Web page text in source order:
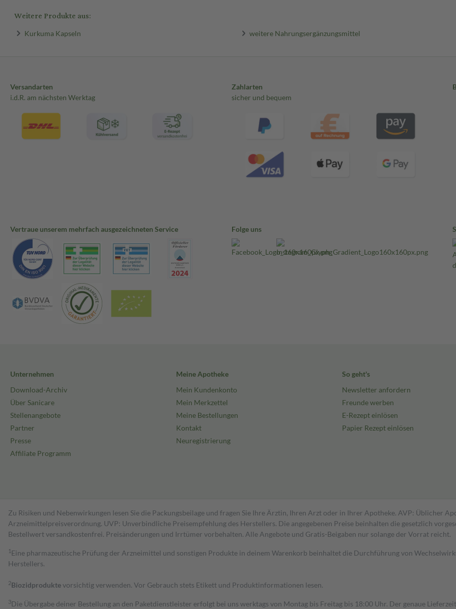
Weitere Produkte aus:
Kurkuma Kapseln weitere Nahrungsergänzungsmittel
Versandarten
i.d.R. am nächsten Werktag
Zahlarten
sicher und bequem
Vertraue unserem mehrfach ausgezeichneten Service Folge uns
Unternehmen
Download-Archiv
Über Sanicare
Stellenangebote
Partner
Presse
Affiliate Programm
Meine Apotheke
Mein Kundenkonto
Mein Merkzettel
Meine Bestellungen
Kontakt
Neuregistrierung
So geht's
Newsletter anfordern
Freunde werben
E-Rezept einlösen
Papier Rezept einlösen
Zu Risiken und Nebenwirkungen lesen Sie die Packungsbeilage und fragen Sie Ihre Ärztin, Ihren Arzt oder in Ihrer Apotheke. AVP: Üblicher
Arzneimittelpreisverordnung. UVP: Unverbindliche Preisempfehlung des Herstellers. Die angegebenen Preise beinhalten die gesetzlich
Bestell­wert versand­kosten­frei. Preisänderungen und Irrtümer vorbehalten. Alle Angebote und Gratis-Beigaben nur solange der Vorrat reicht.
1 Eine pharmazeutische Prüfung der Arzneimittel und sonstigen Produkte in deinem Warenkorb beinhaltet die Durchführung von
Herstellers.
2Biozidproduktevorsichtig verwenden. Vor Gebrauch stets Etikett und Produktinformationen lesen.
3Die Übergabe deiner Bestellung an den Paketdienstleister erfolgt bei uns werktags von Montag bis Freitag bis 18:00 Uhr. Der genaue